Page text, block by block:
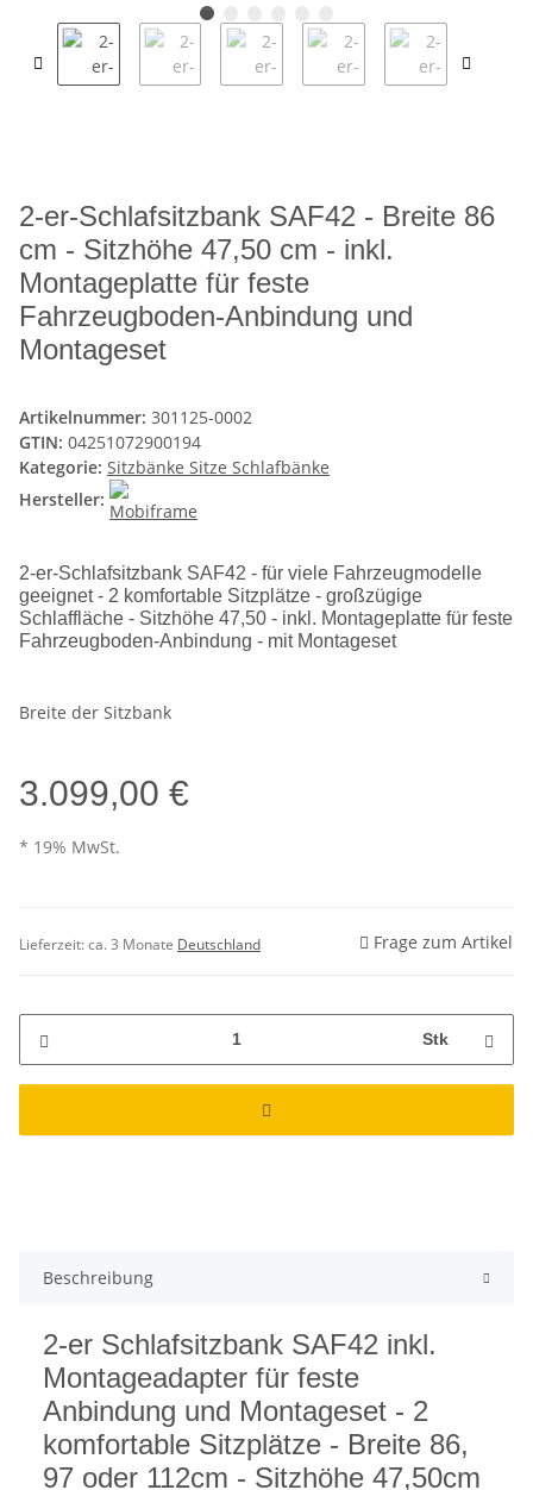
2-er-Schlafsitzbank SAF42 - Breite 86
cm - Sitzhöhe 47,50 cm - inkl.
Montageplatte für feste
Fahrzeugboden-Anbindung und
Montageset
Artikelnummer: 301125-0002
GTIN: 04251072900194
Kategorie: Sitzbänke Sitze Schlafbänke
Hersteller:
2-er-Schlafsitzbank SAF42 - für viele Fahrzeugmodelle
geeignet - 2 komfortable Sitzplätze - großzügige
Schlaffläche - Sitzhöhe 47,50 - inkl. Montageplatte für feste
Fahrzeugboden-Anbindung - mit Montageset
Breite der Sitzbank
3.099,00 €
* 19% MwSt.
Lieferzeit:ca. 3 Monate Deutschland Frage zum Artikel
Stk
Beschreibung
2-er Schlafsitzbank SAF42 inkl.
Montageadapter für feste
Anbindung und Montageset - 2
komfortable Sitzplätze - Breite 86,
97 oder 112cm - Sitzhöhe 47,50cm